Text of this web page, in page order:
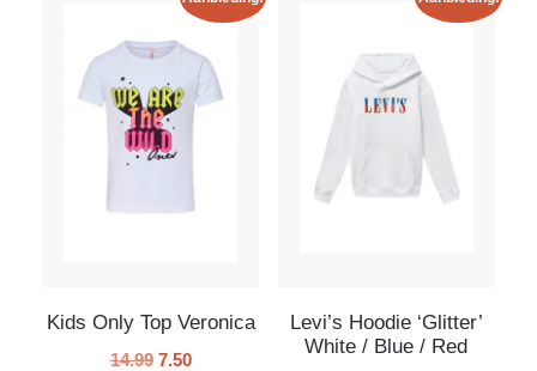
Kids Only Top Veronica
14.99 7.50
Levi’s Hoodie ‘Glitter’
White / Blue / Red